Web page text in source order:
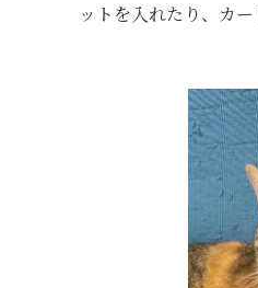
ットを入れたり、カ